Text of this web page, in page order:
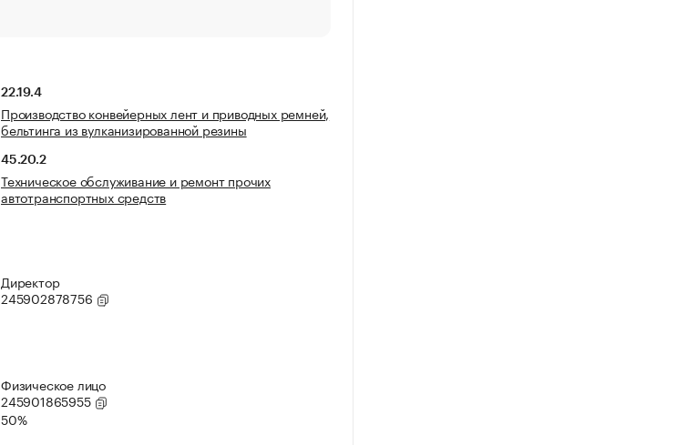
22.19.4
Производство конвейерных лент и приводных ремней,
бельтинга из вулканизированной резины
45.20.2
Техническое обслуживание и ремонт прочих
автотранспортных средств
Директор
245902878756
Физическое лицо
245901865955
50%